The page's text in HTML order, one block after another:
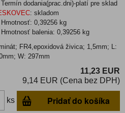
Termín dodania(prac.dni)-platí pre sklad
: skladom
Hmotnosť:0,39256 kg
Hmotnosť balenia:0,39256 kg
FR4,epoxidová živica; 1,5mm; L:
W: 297mm
11,23 EUR
9,14 EUR (Cena bez DPH)
ks Pridať do košíka